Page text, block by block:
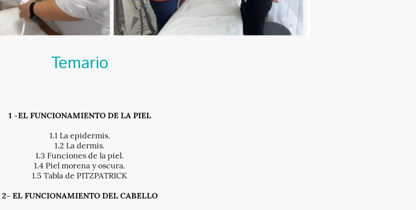
Temario
1 -EL FUNCIONAMIENTO DE LA PIEL
1.1 La epidermis.
1.2 La dermis.
1.3 Funciones de la piel.
1.4 Piel morena y oscura.
1.5 Tabla de PITZPATRICK
2- EL FUNCIONAMIENTO DEL CABELLO